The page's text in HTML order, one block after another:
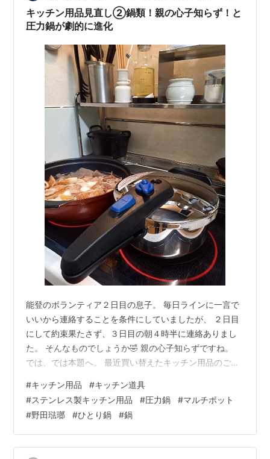
(@moomin_jp) July 15, 2024 まずパッと見て、可愛らし
い…
キッチン用品見直し②鍋類！親の心子知らず！と
圧力鍋が劇的に進化
能登のボランティア２日目の息子。 毎日ラインに一言で
いいから連絡することを条件にしていましたが、 ２日目
にして約束果たさず、３日目の朝４時半に連絡ありまし
た。 そんなものでしょうか🤣 親の心子知らずですね。
では、では本題へ。 最近買い替えたキッチン用品のご紹
た。 でも、シューと鳴る音が大きくて怖くて挫折。あま
り使わなくて処分した😇 代わりに kingの無水鍋を使って
いました。 おでんの大根の下ごしらえやさつま芋をふか
したり😊 見た目もシンプルで好きです。 何しろステンレ
ス製が好きなので。 【特典付】KING無水鍋20 キング無
#キッチン用品 #キッチン道具
#ステンレス製キッチン用品 #圧力鍋 #マルチポット
#野田琺瑯 #ひとり鍋 #鍋